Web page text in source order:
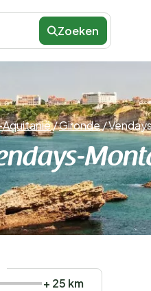
Zoeken
/Gironde/
+ 25 km